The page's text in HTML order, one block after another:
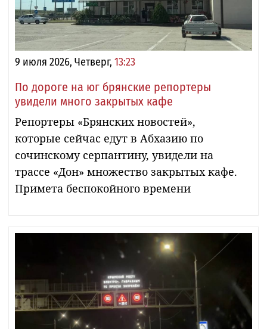
9 июля 2026, Четверг, 13:23
По дороге на юг брянские репортеры
увидели много закрытых кафе
Репортеры «Брянских новостей»,
которые сейчас едут в Абхазию по
сочинскому серпантину, увидели на
трассе «Дон» множество закрытых кафе.
Примета беспокойного времени